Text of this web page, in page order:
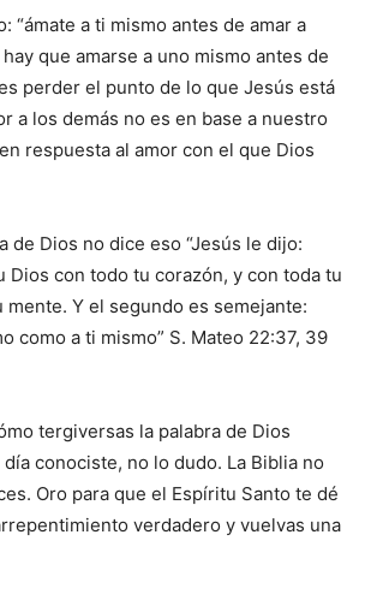
“ámate a ti mismo antes de amar a
que amarse a uno mismo antes de
perder el punto de lo que Jesús está
a los demás no es en base a nuestro
respuesta al amor con el que Dios
de Dios no dice eso “Jesús le dijo:
Dios con todo tu corazón, y con toda tu
mente. Y el segundo es semejante:
como a ti mismo” S. Mateo 22:37, 39
tergiversas la palabra de Dios
conociste, no lo dudo. La Biblia no
Oro para que el Espíritu Santo te dé
verdadero y vuelvas una